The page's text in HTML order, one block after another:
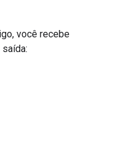
você recebe